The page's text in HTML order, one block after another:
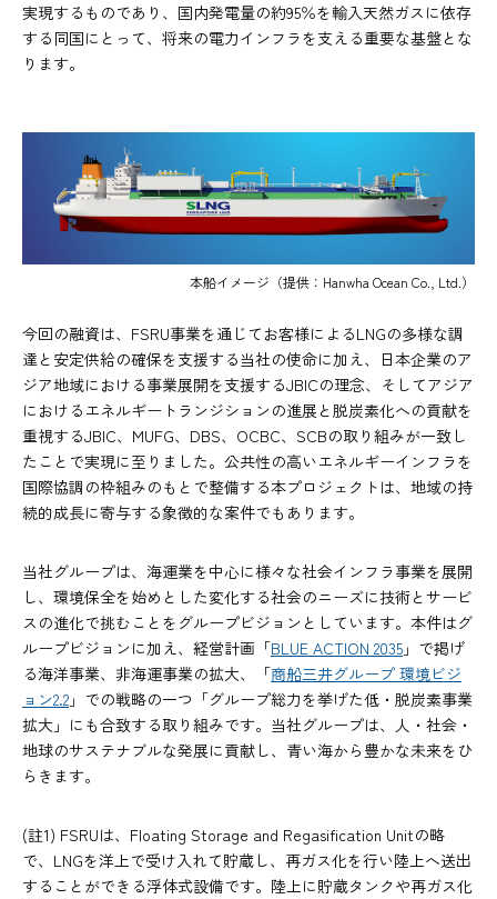
実現するものであり、国内発電量の約95％を輸入天然ガスに依存
する同国にとって、将来の電力インフラを支える重要な基盤とな
ります。
本船イメージ（提供：Hanwha Ocean Co., Ltd.）
今回の融資は、FSRU事業を通じてお客様によるLNGの多様な調
達と安定供給の確保を支援する当社の使命に加え、日本企業のア
ジア地域における事業展開を支援するJBICの理念、そしてアジア
におけるエネルギートランジションの進展と脱炭素化への貢献を
重視するJBIC、MUFG、DBS、OCBC、SCBの取り組みが一致し
たことで実現に至りました。公共性の高いエネルギーインフラを
国際協調の枠組みのもとで整備する本プロジェクトは、地域の持
続的成長に寄与する象徴的な案件でもあります。
当社グループは、海運業を中心に様々な社会インフラ事業を展開
し、環境保全を始めとした変化する社会のニーズに技術とサービ
スの進化で挑むことをグループビジョンとしています。本件はグ
ループビジョンに加え、経営計画「BLUE ACTION 2035 」で掲げ
る海洋事業、非海運事業の拡大、「商船三井グループ 環境ビジ
ョン2.2 」での戦略の一つ「グループ総力を挙げた低・脱炭素事業
拡大」にも合致する取り組みです。当社グループは、人・社会・
地球のサステナブルな発展に貢献し、青い海から豊かな未来をひ
らきます。
(註1) FSRUは、Floating Storage and Regasification Unitの略
で、LNGを洋上で受け入れて貯蔵し、再ガス化を行い陸上へ送出
することができる浮体式設備です。陸上に貯蔵タンクや再ガス化